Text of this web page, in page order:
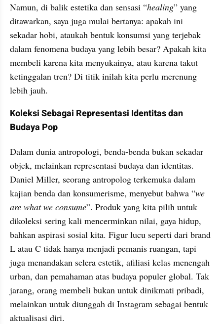
Namun, di balik estetika dan sensasi “healing” yang
ditawarkan, saya juga mulai bertanya: apakah ini
sekadar hobi, ataukah bentuk konsumsi yang terjebak
dalam fenomena budaya yang lebih besar? Apakah kita
membeli karena kita menyukainya, atau karena takut
ketinggalan tren? Di titik inilah kita perlu merenung
lebih jauh.
Koleksi Sebagai Representasi Identitas dan
Budaya Pop
Dalam dunia antropologi, benda-benda bukan sekadar
objek, melainkan representasi budaya dan identitas.
Daniel Miller, seorang antropolog terkemuka dalam
kajian benda dan konsumerisme, menyebut bahwa “we
are what we consume”. Produk yang kita pilih untuk
dikoleksi sering kali mencerminkan nilai, gaya hidup,
bahkan aspirasi sosial kita. Figur lucu seperti dari brand
L atau C tidak hanya menjadi pemanis ruangan, tapi
juga menandakan selera estetik, afiliasi kelas menengah
urban, dan pemahaman atas budaya populer global. Tak
jarang, orang membeli bukan untuk dinikmati pribadi,
melainkan untuk diunggah di Instagram sebagai bentuk
aktualisasi diri.